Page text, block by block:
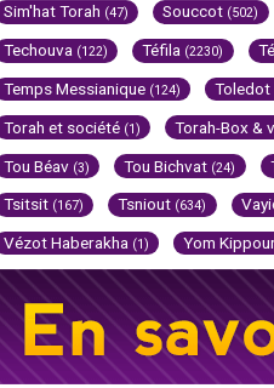
Sim'hat Torah (47) Souccot (502)
Techouva (122) Téfila (2230)
Temps Messianique (124) Toledot
Torah et société (1) Torah-Box &
Tou Béav (3) Tou Bichvat (24)
Tsitsit (167) Tsniout (634)
Vézot Haberakha (1) Yom